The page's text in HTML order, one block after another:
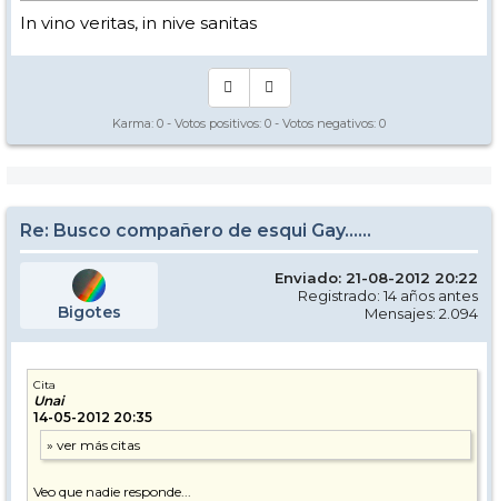
In vino veritas, in nive sanitas
Karma: 0 - Votos positivos: 0 - Votos negativos: 0
Re: Busco compañero de esqui Gay......
Bigotes
Enviado: 21-08-2012 20:22
Registrado: 14 años antes
Mensajes: 2.094
Cita
Unai
14-05-2012 20:35
Veo que nadie responde...